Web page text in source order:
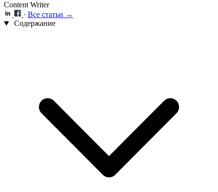
Content Writer
· Все статьи →
Содержание